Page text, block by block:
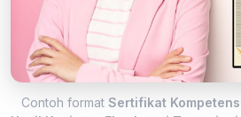
Contoh format Sertifikat